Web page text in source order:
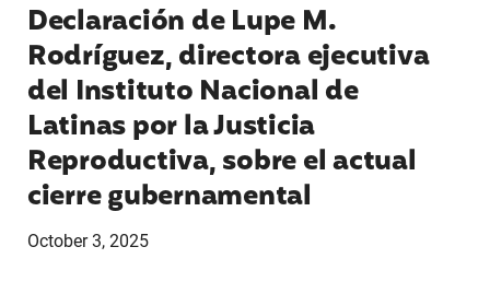
Declaración de Lupe M.
Rodríguez, directora ejecutiva
del Instituto Nacional de
Latinas por la Justicia
Reproductiva, sobre el actual
cierre gubernamental
October 3, 2025